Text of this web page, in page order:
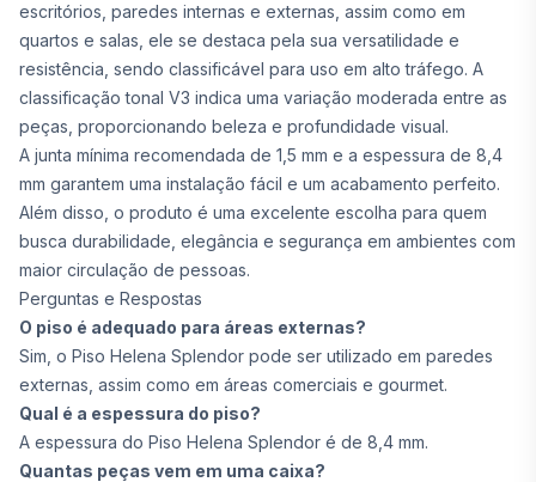
escritórios, paredes internas e externas, assim como em
quartos e salas, ele se destaca pela sua versatilidade e
resistência, sendo classificável para uso em alto tráfego. A
classificação tonal V3 indica uma variação moderada entre as
peças, proporcionando beleza e profundidade visual.
A junta mínima recomendada de 1,5 mm e a espessura de 8,4
mm garantem uma instalação fácil e um acabamento perfeito.
Além disso, o produto é uma excelente escolha para quem
busca durabilidade, elegância e segurança em ambientes com
maior circulação de pessoas.
Perguntas e Respostas
O piso é adequado para áreas externas?
Sim, o Piso Helena Splendor pode ser utilizado em paredes
externas, assim como em áreas comerciais e gourmet.
Qual é a espessura do piso?
A espessura do Piso Helena Splendor é de 8,4 mm.
Quantas peças vem em uma caixa?